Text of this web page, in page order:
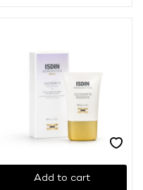
Add to cart